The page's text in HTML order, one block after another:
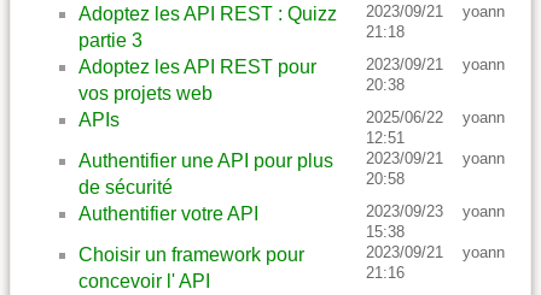
Adoptez les API REST : Quizz
partie 3
2023/09/21
21:18
yoann
Adoptez les API REST pour
vos projets web
2023/09/21
20:38
yoann
APIs
2025/06/22
12:51
yoann
Authentifier une API pour plus
de sécurité
2023/09/21
20:58
yoann
Authentifier votre API
2023/09/23
15:38
yoann
Choisir un framework pour
concevoir l' API
2023/09/21
21:16
yoann